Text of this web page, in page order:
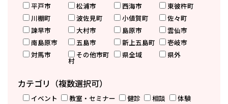
平戸市
松浦市 西海市
東彼杵町
川棚町
波佐見町 小値賀町
佐々町
諫早市
大村市 島原市
雲仙市
南島原市
五島市 新上五島町
壱岐市
対馬市
その他市町
村
県全域 県外
カテゴリ（複数選択可）
イベント 教室・セミナー 健診 相談
体験